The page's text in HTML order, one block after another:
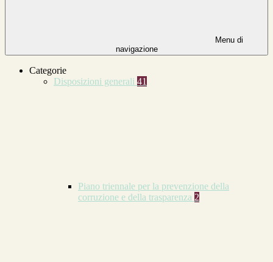
Menu di
navigazione
Categorie
Disposizioni generali 41
Piano triennale per la prevenzione della
corruzione e della trasparenza 2